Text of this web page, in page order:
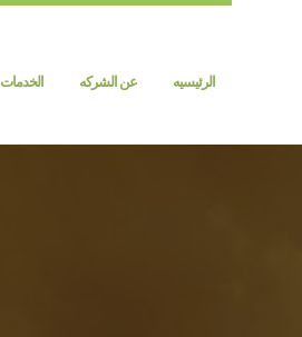
الرئيسيه عن الشركه الخدمات